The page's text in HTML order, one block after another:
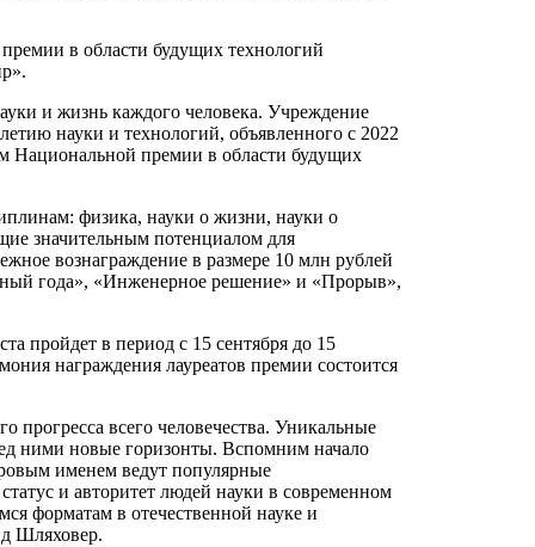
в области будущих технологий
и жизнь каждого человека. Учреждение
науки и технологий, объявленного с 2022
Национальной премии в области будущих
физика, науки о жизни, науки о
значительным потенциалом для
вознаграждение в размере 10 млн рублей
года», «Инженерное решение» и «Прорыв»,
пройдет в период с 15 сентября до 15
награждения лауреатов премии состоится
прогресса всего человечества. Уникальные
ними новые горизонты. Вспомним начало
именем ведут популярные
и авторитет людей науки в современном
форматам в отечественной науке и
Шляховер.